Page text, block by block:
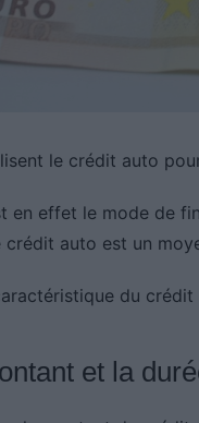
le crédit auto
effet le mode de
crédit auto est un
du crédit
et la